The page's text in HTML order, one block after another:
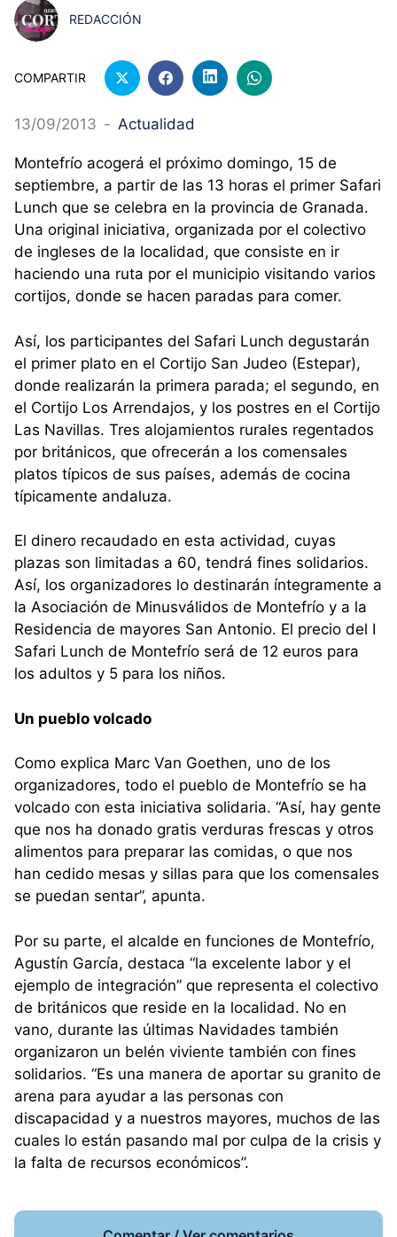
REDACCIÓN
COMPARTIR
13/09/2013 - Actualidad
Montefrío acogerá el próximo domingo, 15 de
septiembre, a partir de las 13 horas el primer Safari
Lunch que se celebra en la provincia de Granada.
Una original iniciativa, organizada por el colectivo
de ingleses de la localidad, que consiste en ir
haciendo una ruta por el municipio visitando varios
cortijos, donde se hacen paradas para comer.
Así, los participantes del Safari Lunch degustarán
el primer plato en el Cortijo San Judeo (Estepar),
donde realizarán la primera parada; el segundo, en
el Cortijo Los Arrendajos, y los postres en el Cortijo
Las Navillas. Tres alojamientos rurales regentados
por británicos, que ofrecerán a los comensales
platos típicos de sus países, además de cocina
típicamente andaluza.
El dinero recaudado en esta actividad, cuyas
plazas son limitadas a 60, tendrá fines solidarios.
Así, los organizadores lo destinarán íntegramente a
la Asociación de Minusválidos de Montefrío y a la
Residencia de mayores San Antonio. El precio del I
Safari Lunch de Montefrío será de 12 euros para
los adultos y 5 para los niños.
Un pueblo volcado
Como explica Marc Van Goethen, uno de los
organizadores, todo el pueblo de Montefrío se ha
volcado con esta iniciativa solidaria. “Así, hay gente
que nos ha donado gratis verduras frescas y otros
alimentos para preparar las comidas, o que nos
han cedido mesas y sillas para que los comensales
se puedan sentar”, apunta.
Por su parte, el alcalde en funciones de Montefrío,
Agustín García, destaca “la excelente labor y el
ejemplo de integración” que representa el colectivo
de británicos que reside en la localidad. No en
vano, durante las últimas Navidades también
organizaron un belén viviente también con fines
solidarios. “Es una manera de aportar su granito de
arena para ayudar a las personas con
discapacidad y a nuestros mayores, muchos de las
cuales lo están pasando mal por culpa de la crisis y
la falta de recursos económicos”.